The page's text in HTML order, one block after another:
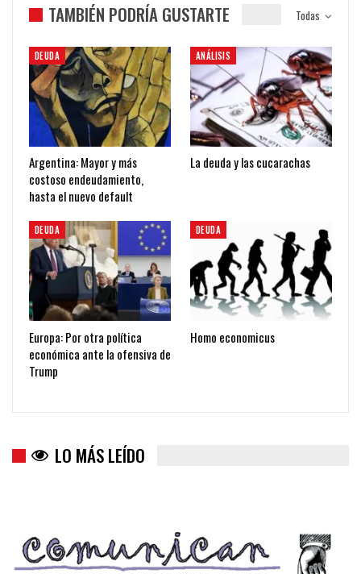
Todas
TAMBIÉN PODRÍA GUSTARTE
DEUDA
Argentina: Mayor y más
costoso endeudamiento,
hasta el nuevo default
ANÁLISIS
La deuda y las cucarachas
DEUDA
Europa: Por otra política
económica ante la ofensiva de
Trump
DEUDA
Homo economicus
LO MÁS LEÍDO